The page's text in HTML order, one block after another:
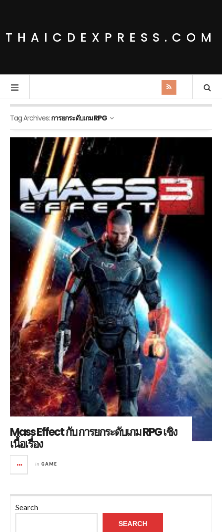
THAICDEXPRESS.COM
Tag Archives: การยกระดับเกม RPG
Mass Effect กับ การยกระดับเกม RPG เชิง
เนื้อเรื่อง
in GAME
Search
SEARCH